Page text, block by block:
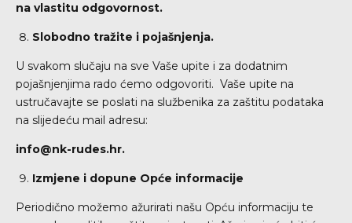
na vlastitu odgovornost.
Slobodno tražite i pojašnjenja.
U svakom slučaju na sve Vaše upite i za dodatnim
pojašnjenjima rado ćemo odgovoriti. Vaše upite na
ustručavajte se poslati na službenika za zaštitu podataka
na slijedeću mail adresu:
info@nk-rudes.hr.
Izmjene i dopune Opće informacije
Periodično možemo ažurirati našu Opću informaciju te